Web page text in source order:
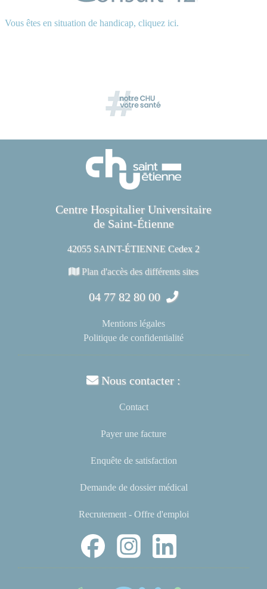
Vous êtes en situation de handicap, cliquez ici.
Centre Hospitalier Universitaire
de Saint-Étienne
42055 SAINT-ÉTIENNE Cedex 2
Plan d'accès des différents sites
04 77 82 80 00
Mentions légales
Politique de confidentialité
Nous contacter :
Contact
Payer une facture
Enquête de satisfaction
Demande de dossier médical
Recrutement - Offre d'emploi